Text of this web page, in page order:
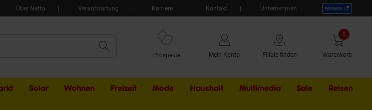
Über Netto Verantwortung Karriere Kontakt Unternehmen
Prospekte Mein Konto Filiale finden Warenkorb
0 Artikel
Solar Wohnen Freizeit Mode Haushalt Multimedia Sale Externer
Reisen